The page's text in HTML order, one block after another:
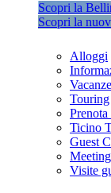
Scopri la
Scopri la
Alloggi
Touring
Prenota
Ticino
Guest
Visite